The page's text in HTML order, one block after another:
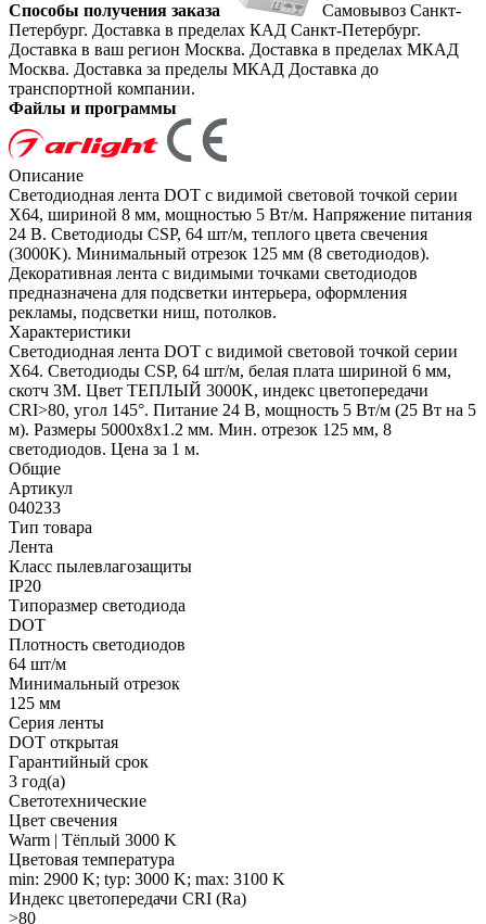
Способы получения заказа Самовывоз Санкт-
Петербург. Доставка в пределах КАД Санкт-Петербург.
Доставка в ваш регион Москва. Доставка в пределах МКАД
Москва. Доставка за пределы МКАД Доставка до
транспортной компании.
Файлы и программы
Описание
Светодиодная лента DOT с видимой световой точкой серии
X64, шириной 8 мм, мощностью 5 Вт/м. Напряжение питания
24 В. Светодиоды CSP, 64 шт/м, теплого цвета свечения
(3000K). Минимальный отрезок 125 мм (8 светодиодов).
Декоративная лента с видимыми точками светодиодов
предназначена для подсветки интерьера, оформления
рекламы, подсветки ниш, потолков.
Характеристики
Светодиодная лента DOT с видимой световой точкой серии
X64. Светодиоды CSP, 64 шт/м, белая плата шириной 6 мм,
скотч 3M. Цвет ТЕПЛЫЙ 3000K, индекс цветопередачи
CRI>80, угол 145°. Питание 24 В, мощность 5 Вт/м (25 Вт на 5
м). Размеры 5000х8х1.2 мм. Мин. отрезок 125 мм, 8
светодиодов. Цена за 1 м.
Общие
Артикул
040233
Тип товара
Лента
Класс пылевлагозащиты
IP20
Типоразмер светодиода
DOT
Плотность светодиодов
64 шт/м
Минимальный отрезок
125 мм
Серия ленты
DOT открытая
Гарантийный срок
3 год(а)
Светотехнические
Цвет свечения
Warm | Тёплый 3000 K
Цветовая температура
min: 2900 K; typ: 3000 K; max: 3100 K
Индекс цветопередачи CRI (Ra)
>80